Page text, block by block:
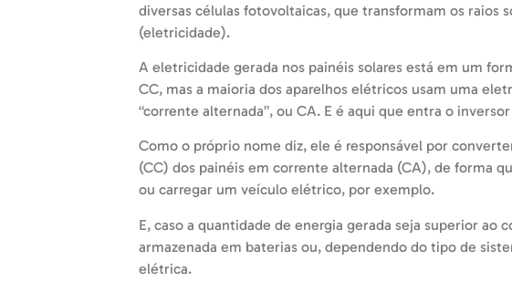
diversas células fotovoltaicas, que transformam os raios
(eletricidade).
A eletricidade gerada nos painéis solares está em um
CC, mas a maioria dos aparelhos elétricos usam uma
“corrente alternada”, ou CA. E é aqui que entra o
Como o próprio nome diz, ele é responsável por
(CC) dos painéis em corrente alternada (CA), de forma
ou carregar um veículo elétrico, por exemplo.
E, caso a quantidade de energia gerada seja superior ao
armazenada em baterias ou, dependendo do tipo de
elétrica.